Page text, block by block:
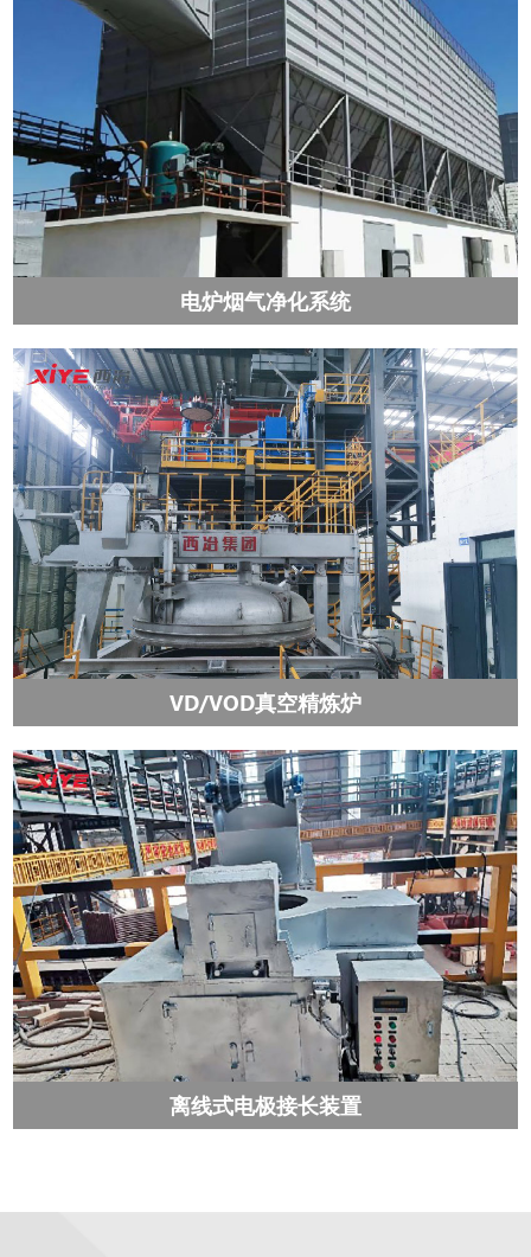
电炉烟气净化系统
VD/VOD真空精炼炉
离线式电极接长装置